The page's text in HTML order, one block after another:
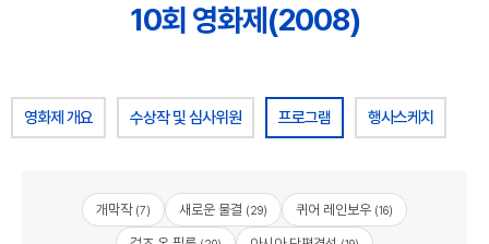
10회 영화제(2008)
영화제 개요 수상작 및 심사위원 프로그램 행사스케치
개막작(7) 새로운 물결 (29) 퀴어 레인보우 (16)